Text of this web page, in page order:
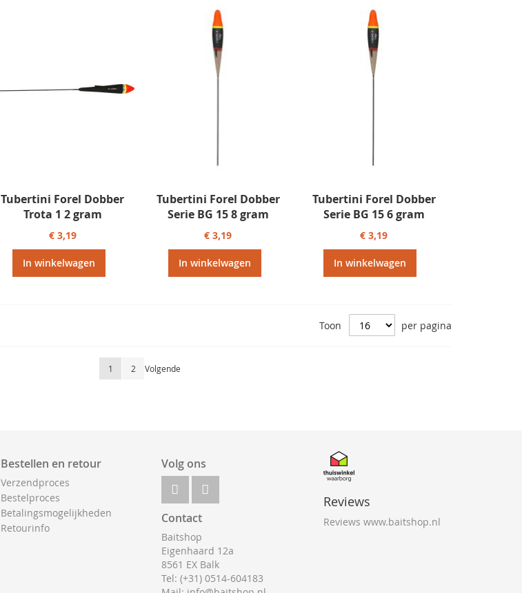
Tubertini Forel Dobber
Trota 1 2 gram
€ 3,19
In winkelwagen
Tubertini Forel Dobber
Serie BG 15 8 gram
€ 3,19
In winkelwagen
Tubertini Forel Dobber
Serie BG 15 6 gram
€ 3,19
In winkelwagen
Toon per pagina
Pagina
U lees momenteel pagina
1 Pagina
2 Pagina
Volgende
Bestellen en retour
Verzendproces
Bestelproces
Betalingsmogelijkheden
Retourinfo
Volg ons
Contact
Baitshop
Eigenhaard 12a
8561 EX Balk
Tel: (+31) 0514-604183
Reviews
Reviews www.baitshop.nl